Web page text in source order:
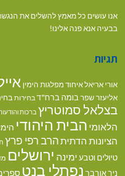
אנו עושים כל מאמץ להשלים את
בבעיה אנא פנה אלינו!
תגיות
אורי אריאלאיחוד מפלגות הימין
אליעזר שפר בומה ברח"דבחירות
בצלאל סמוטריץ ברכות
הלאומי הבית היהודי
הציונות הדתיתהרב רפי פרץ
טיולים וטבע ימינה ירושלים
ניר אורבך נפתלי בנט